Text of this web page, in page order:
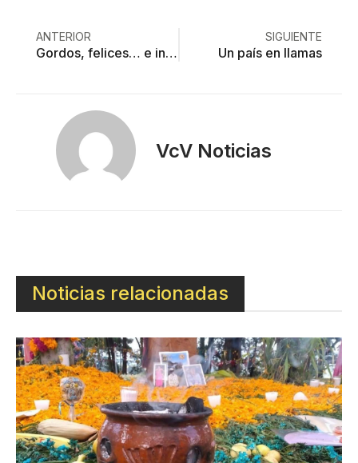
ANTERIOR
Gordos, felices… e infartados
SIGUIENTE
Un país en llamas
VcV Noticias
Noticias relacionadas